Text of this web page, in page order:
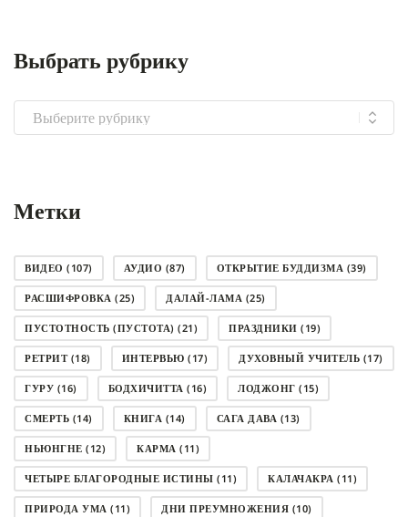
Выбрать рубрику
Выбрать
рубрику
Метки
ВИДЕО (107) АУДИО (87) ОТКРЫТИЕ БУДДИЗМА (39)
РАСШИФРОВКА (25) ДАЛАЙ-ЛАМА (25)
ПУСТОТНОСТЬ (ПУСТОТА) (21) ПРАЗДНИКИ (19)
РЕТРИТ(18) ИНТЕРВЬЮ (17) ДУХОВНЫЙ УЧИТЕЛЬ (17)
ГУРУ (16) БОДХИЧИТТА (16) ЛОДЖОНГ (15)
СМЕРТЬ (14) КНИГА (14) САГА ДАВА (13)
НЬЮНГНЕ (12) КАРМА (11)
ЧЕТЫРЕ БЛАГОРОДНЫЕ ИСТИНЫ (11) КАЛАЧАКРА (11)
ПРИРОДА УМА (11) ДНИ ПРЕУМНОЖЕНИЯ (10)